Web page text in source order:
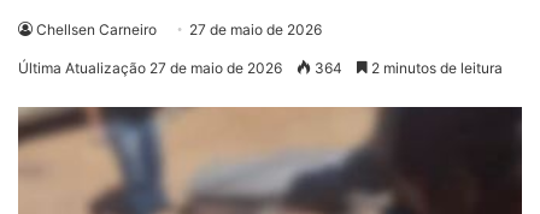
Chellsen Carneiro 27 de maio de 2026
Última Atualização 27 de maio de 2026 364 2 minutos de leitura